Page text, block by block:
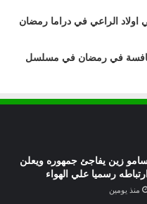
اولاد الراعي في دراما رمضان
في رمضان في مسلسل
زين يفاجئ جمهوره ويعلن
رسميا علي الهواء
منذ يومين